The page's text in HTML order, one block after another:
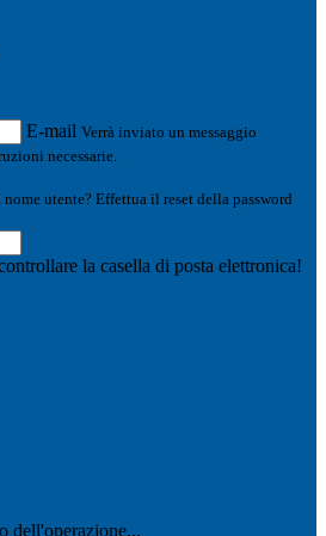
E-mail Verrà inviato un messaggio
necessarie.
utente? Effettua il reset della password
la casella di posta elettronica!
dell'operazione...